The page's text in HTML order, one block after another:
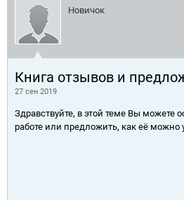
Новичок
Книга отзывов и
27 сен 2019
Здравствуйте, в этой теме Вы можете
работе или предложить, как её можно